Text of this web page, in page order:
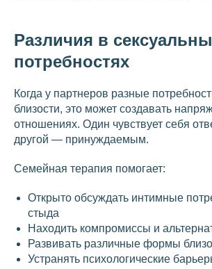
Различия в
потребностях
Когда у партнеров разные
близости, это может создавать
отношениях. Один чувствует себя
другой — принуждаемым.
Семейная терапия помогает:
Открыто обсуждать интимные
стыда
Находить компромиссы и
Развивать различные формы
Устранять психологические